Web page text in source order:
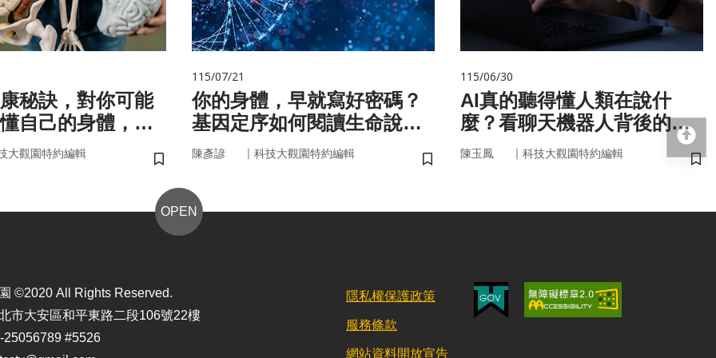
秘訣，對你可能
自己的身體，才
健康」！
大觀園特約編輯
儲存書籤
115/07/21
你的身體，早就寫好密碼？
基因定序如何閱讀生命說明
書
陳彥諺 ｜ 科技大觀園特約編輯
儲存書籤
115/06/30
AI真的聽得懂人類在說什
麼？看聊天機器人背後的語
言科技
陳玉鳳 ｜ 科技大觀園特約編輯
儲
OPEN
©2020 All Rights Reserved.
市大安區和平東路二段106號22樓
25056789 #5526
隱私權保護政策
服務條款
網站資料開放宣告
回